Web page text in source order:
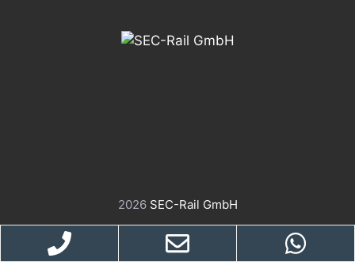
2026 SEC-Rail GmbH